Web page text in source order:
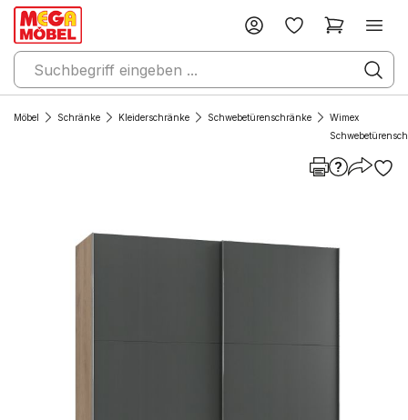
Möbel Schränke Kleiderschränke Schwebetürenschränke
Wimex